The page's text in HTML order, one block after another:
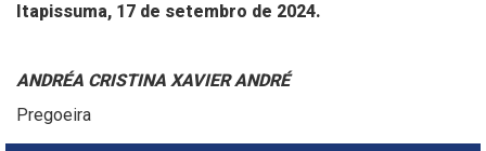
Itapissuma, 17 de setembro de 2024.
ANDRÉA CRISTINA XAVIER ANDRÉ
Pregoeira